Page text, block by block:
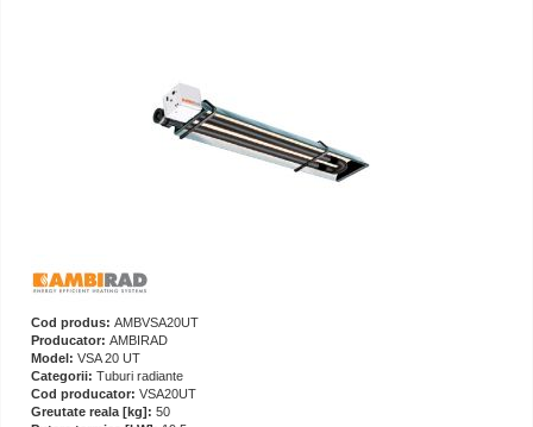
Cod produs: AMBVSA20UT
Producator: AMBIRAD
Model: VSA 20 UT
Categorii: Tuburi radiante
Cod producator: VSA20UT
Greutate reala [kg]: 50